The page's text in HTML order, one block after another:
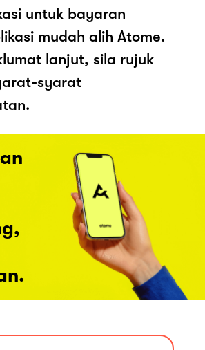
untuk bayaran
mudah alih Atome.
lanjut, sila rujuk
syarat